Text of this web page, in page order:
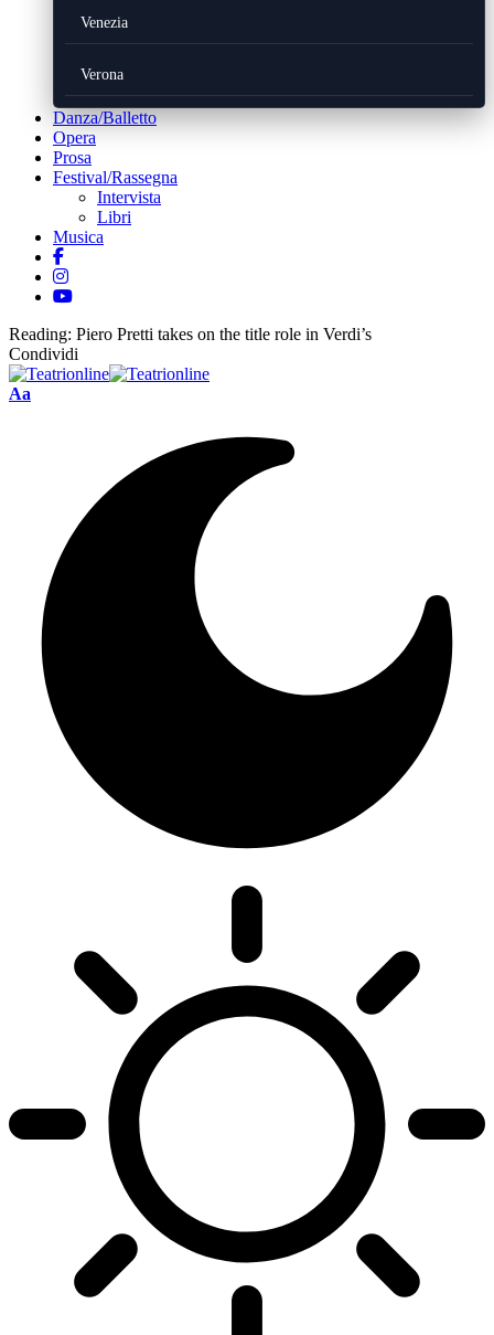
Venezia
Verona
Danza/Balletto
Opera
Prosa
Festival/Rassegna
Intervista
Libri
Musica
Reading: Piero Pretti takes on the title role in Verdi’s
Condividi
Font
Aa